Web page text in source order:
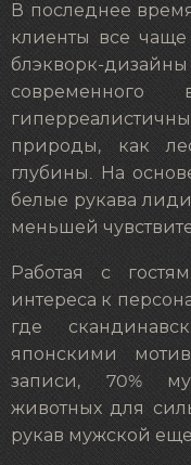
В последнее
клиенты все
блэкворк-
природы, как
глубины. На
белые рукава
меньшей
Работая с
интереса к
где
японскими
записи, 70%
животных для
рукав мужской